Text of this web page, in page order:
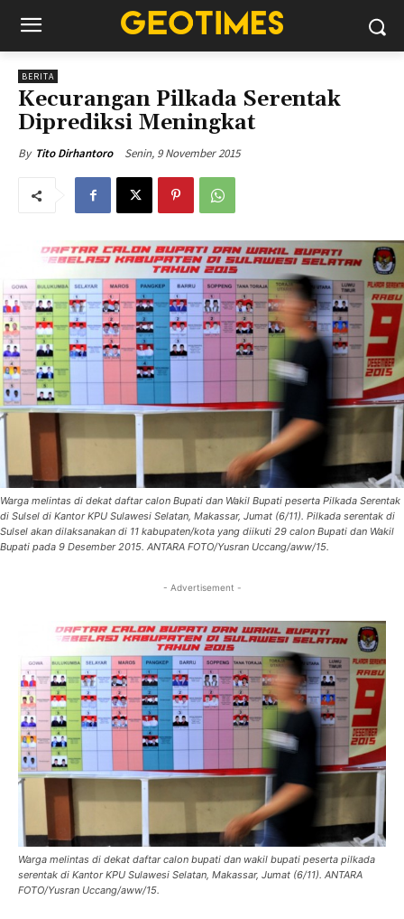
BERITA
Kecurangan Pilkada Serentak
Diprediksi Meningkat
By Tito Dirhantoro Senin, 9 November 2015
Warga melintas di dekat daftar calon Bupati dan Wakil Bupati peserta Pilkada Serentak
di Sulsel di Kantor KPU Sulawesi Selatan, Makassar, Jumat (6/11). Pilkada serentak di
Sulsel akan dilaksanakan di 11 kabupaten/kota yang diikuti 29 calon Bupati dan Wakil
Bupati pada 9 Desember 2015. ANTARA FOTO/Yusran Uccang/aww/15.
- Advertisement -
Warga melintas di dekat daftar calon bupati dan wakil bupati peserta pilkada
serentak di Kantor KPU Sulawesi Selatan, Makassar, Jumat (6/11). ANTARA
FOTO/Yusran Uccang/aww/15.